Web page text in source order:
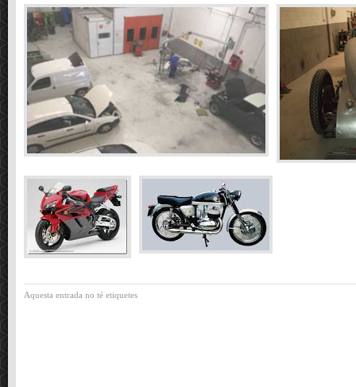
Aquesta entrada no té etiquetes